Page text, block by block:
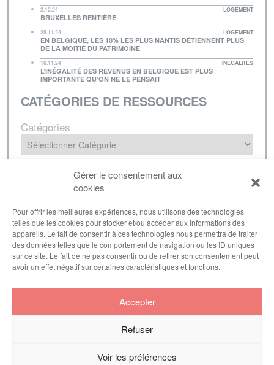
Gérer le consentement aux
cookies
Pour offrir les meilleures expériences, nous utilisons des technologies
telles que les cookies pour stocker et/ou accéder aux informations des
appareils. Le fait de consentir à ces technologies nous permettra de traiter
des données telles que le comportement de navigation ou les ID uniques
sur ce site. Le fait de ne pas consentir ou de retirer son consentement peut
avoir un effet négatif sur certaines caractéristiques et fonctions.
Accepter
Refuser
Voir les préférences
2.12.24 LOGEMENT
BRUXELLES RENTIÈRE
25.11.24 LOGEMENT
EN BELGIQUE, LES 10% LES PLUS NANTIS DÉTIENNENT PLUS
DE LA MOITIÉ DU PATRIMOINE
18.11.24 INÉGALITÉS
L’INÉGALITÉ DES REVENUS EN BELGIQUE EST PLUS
IMPORTANTE QU’ON NE LE PENSAIT
CATÉGORIES DE RESSOURCES
Catégories
NEWSLETTER
être tenu·e au courant de nos dernières
publications.